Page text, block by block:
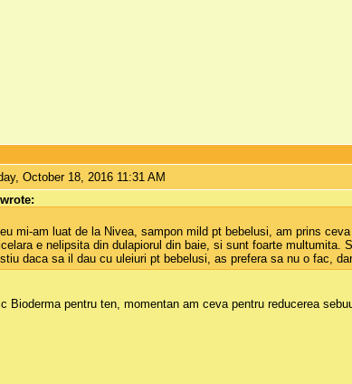
October 18, 2016 11:31 AM
mi-am luat de la Nivea, sampon mild pt bebelusi, am prins
e nelipsita din dulapiorul din baie, si sunt foarte
daca sa il dau cu uleiuri pt bebelusi, as prefera sa nu o fac,
Bioderma pentru ten, momentan am ceva pentru reducerea